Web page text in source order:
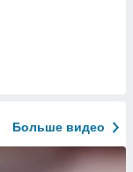
Больше видео